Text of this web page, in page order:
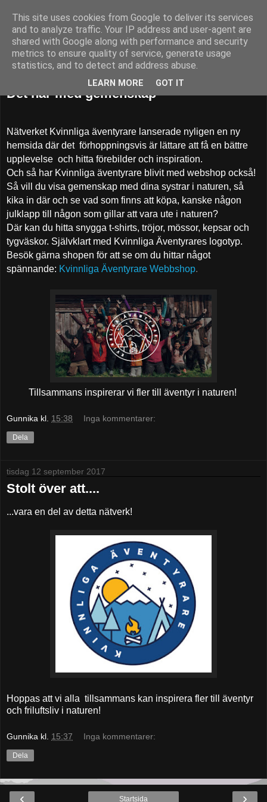
52adventures
Det här med gemenskap
Nätverket Kvinnliga äventyrare lanserade nyligen en ny
hemsida där det förhoppningsvis är lättare att få en bättre
upplevelse och hitta förebilder och inspiration.
Och så har Kvinnliga äventyrare blivit med webshop också!
Så vill du visa gemenskap med dina systrar i naturen, så
kika in där och se vad som finns att köpa, kanske någon
julklapp till någon som gillar att vara ute i naturen?
Där kan du hitta snygga t-shirts, tröjor, mössor, kepsar och
tygväskor. Självklart med Kvinnliga Äventyrares logotyp.
Besök gärna shopen för att se om du hittar något
spännande: Kvinnliga Äventyrare Webbshop.
Tillsammans inspirerar vi fler till äventyr i naturen!
Gunnika kl. 15:38 Inga kommentarer:
Dela
tisdag 12 september 2017
Stolt över att....
...vara en del av detta nätverk!
Hoppas att vi alla tillsammans kan inspirera fler till äventyr
och friluftsliv i naturen!
Gunnika kl. 15:37 Inga kommentarer:
Dela
‹ ›
Startsida
This site uses cookies from Google to deliver its services
and to analyze traffic. Your IP address and user-agent are
shared with Google along with performance and security
metrics to ensure quality of service, generate usage
statistics, and to detect and address abuse.
LEARN MORE GOT IT